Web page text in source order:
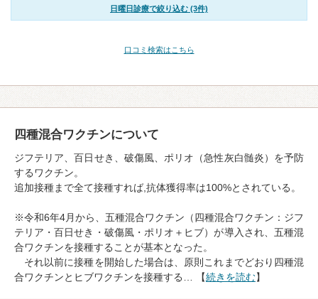
日曜日診療で絞り込む (3件)
口コミ検索はこちら
四種混合ワクチンについて
ジフテリア、百日せき、破傷風、ポリオ（急性灰白髄炎）を予防
するワクチン。
追加接種まで全て接種すれば,抗体獲得率は100%とされている。
※令和6年4月から、五種混合ワクチン（四種混合ワクチン：ジフ
テリア・百日せき・破傷風・ポリオ＋ヒブ）が導入され、五種混
合ワクチンを接種することが基本となった。
それ以前に接種を開始した場合は、原則これまでどおり四種混
合ワクチンとヒブワクチンを接種する… 【続きを読む】